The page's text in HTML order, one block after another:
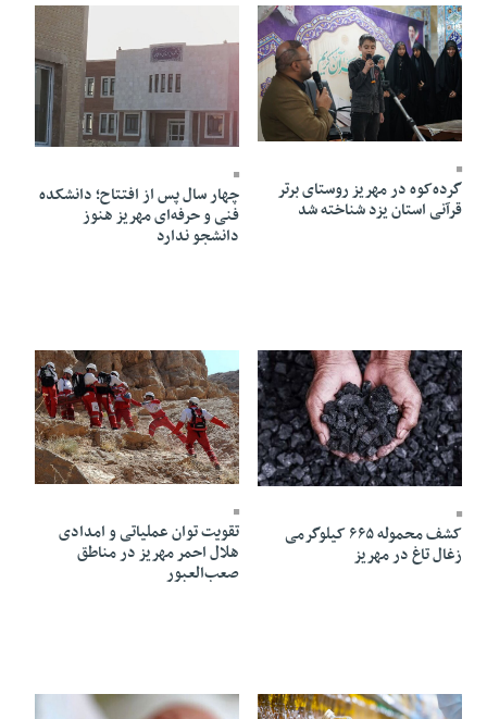
14 Khordad 1405 - 21:50
گرده‌کوه در مهریز روستای برتر
قرآنی استان یزد شناخته شد
05 Khordad 1405 - 19:41
چهار سال پس از افتتاح؛ دانشکده
فنی و حرفه‌ای مهریز هنوز
دانشجو ندارد
04 Khordad 1405 - 14:37
کشف محموله ۶۶۵ کیلوگرمی
زغال تاغ در مهریز
02 Khordad 1405 - 22:03
تقویت توان عملیاتی و امدادی
هلال احمر مهریز در مناطق
صعب‌العبور